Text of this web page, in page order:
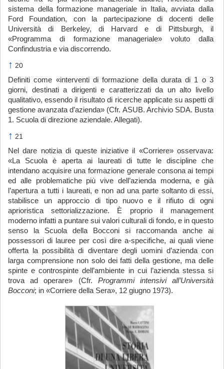
sistema della formazione manageriale in Italia, avviata dalla
Ford Foundation, con la partecipazione di docenti delle
Università di Berkeley, di Harvard e di Pittsburgh, il
«Programma di formazione manageriale» voluto dalla
Confindustria e via discorrendo.
↑ 20
Definiti come «interventi di formazione della durata di 1 o 3
giorni, destinati a dirigenti e caratterizzati da un alto livello
qualitativo, essendo il risultato di ricerche applicate su aspetti di
gestione avanzata d’azienda» (Cfr. ASUB. Archivio SDA. Busta
1. Scuola di direzione aziendale. Allegati).
↑ 21
Nel dare notizia di queste iniziative il «Corriere» osservava:
«La Scuola è aperta ai laureati di tutte le discipline che
intendano acquisire una formazione generale consona ai tempi
ed alle problematiche più vive dell’azienda moderna, e già
l’apertura a tutti i laureati, e non ad una parte soltanto di essi,
stabilisce un approccio di tipo nuovo e il rifiuto di ogni
aprioristica settorializzazione. È proprio il management
moderno infatti a puntare sui valori culturali di fondo, e in questo
senso la Scuola della Bocconi si raccomanda anche ai
possessori di lauree per così dire a-specifiche, ai quali viene
offerta la possibilità di diventare degli uomini d’azienda con
larga comprensione non solo dei fatti della gestione, ma delle
spinte e controspinte dell’ambiente in cui l’azienda stessa si
trova ad operare» (Cfr. Programmi intensivi all’Università
Bocconi; in «Corriere della Sera», 12 giugno 1973).